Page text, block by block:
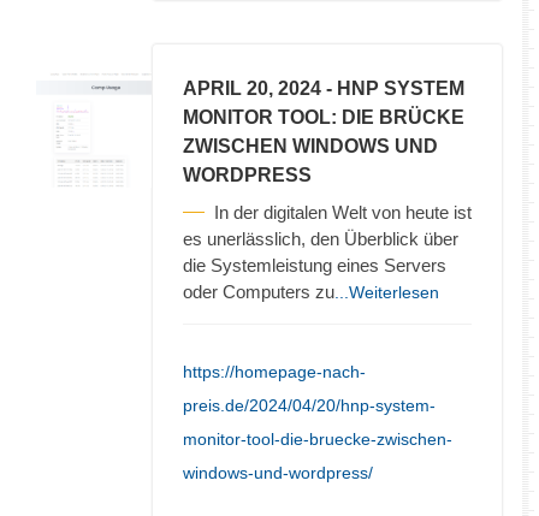
APRIL 20, 2024 - HNP SYSTEM
MONITOR TOOL: DIE BRÜCKE
ZWISCHEN WINDOWS UND
WORDPRESS
In der digitalen Welt von heute ist
es unerlässlich, den Überblick über
die Systemleistung eines Servers
oder Computers zu ...Weiterlesen
https://homepage-nach-
preis.de/2024/04/20/hnp-system-
monitor-tool-die-bruecke-zwischen-
windows-und-wordpress/